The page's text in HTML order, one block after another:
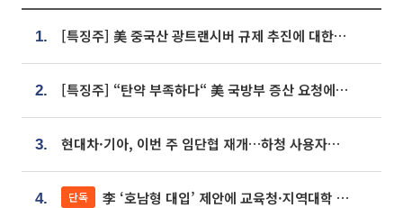
1. [특징주] 美 중국산 광트랜시버 규제 추진에 대한광통신 등 광통신株 강세
2. [특징주] “탄약 부족하다“ 美 국방부 증산 요청에⋯국내 방산주 급등세
3. 현대차·기아, 이번 주 임단협 재개…하청 사용자성 재심도 ‘변수’
4. 단독 李 ‘호남형 대입’ 제안에 교육청·지역대학 서·논술형 입시 연계 '착수'